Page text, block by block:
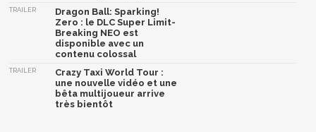
TRAILER
Dragon Ball: Sparking!
Zero : le DLC Super Limit-
Breaking NEO est
disponible avec un
contenu colossal
TRAILER
Crazy Taxi World Tour :
une nouvelle vidéo et une
bêta multijoueur arrive
très bientôt